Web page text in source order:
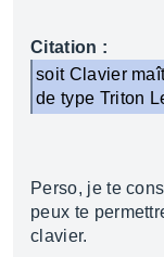
Citation :
soit Clavier
de type Triton
Perso, je te
peux te
clavier.